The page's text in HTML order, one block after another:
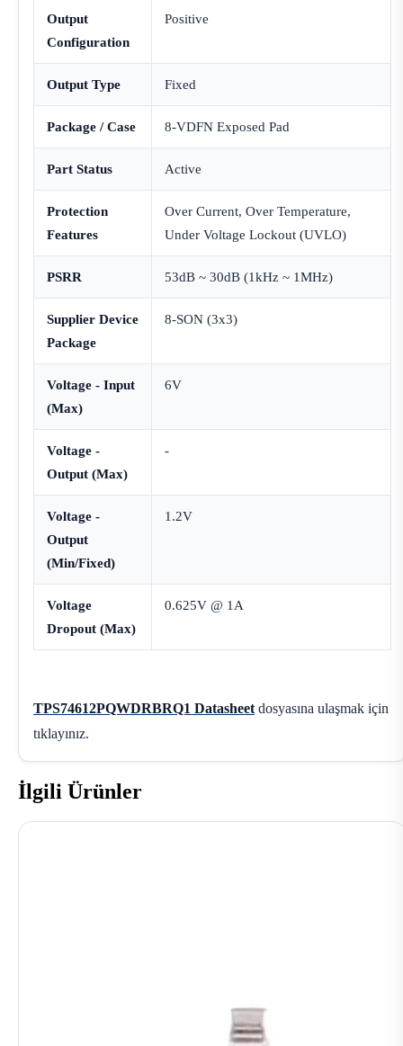
Output
Configuration
Positive
Output Type Fixed
Package / Case 8-VDFN Exposed Pad
Part Status Active
Protection
Features
Over Current, Over Temperature,
Under Voltage Lockout (UVLO)
PSRR 53dB ~ 30dB (1kHz ~ 1MHz)
Supplier Device
Package
8-SON (3x3)
Voltage - Input
(Max)
6V
Voltage -
Output (Max)
-
Voltage -
Output
(Min/Fixed)
1.2V
Voltage
Dropout (Max)
0.625V @ 1A
TPS74612PQWDRBRQ1 Datasheet dosyasına ulaşmak için
tıklayınız.
İlgili Ürünler